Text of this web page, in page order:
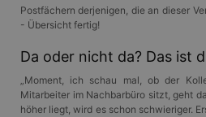
Postfächern derjenigen, die an dieser
- Übersicht fertig!
Da oder nicht da? Das ist
„Moment, ich schau mal, ob der
Mitarbeiter im Nachbarbüro sitzt, geht
höher liegt, wird es schon schwieriger.